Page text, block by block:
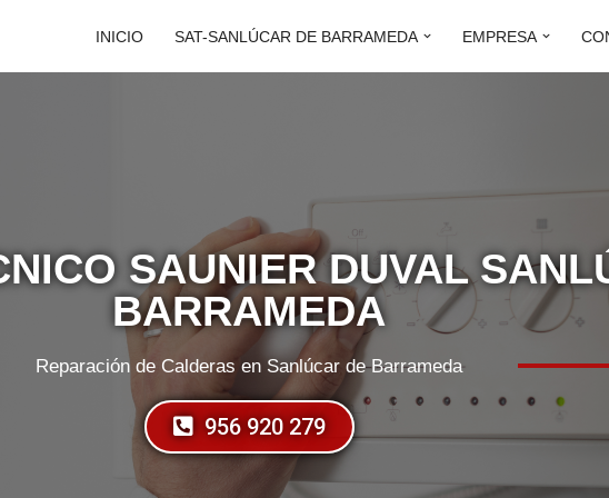
INICIO SAT-SANLÚCAR DE BARRAMEDA EMPRESA
SAUNIER DUVAL
BARRAMEDA
Reparación de Calderas en Sanlúcar de Barrameda
956 920 279